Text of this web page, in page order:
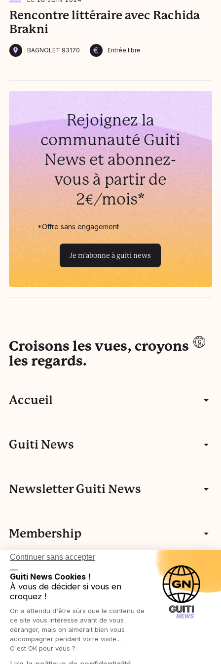
Rencontre littéraire avec Rachida
Brakni
BAGNOLET 93170 € Entrée libre
Rejoignez la
communauté Guiti
News et abonnez-
vous à partir de
2€/mois*
*Offre sans engagement
Je m'abonne à guiti news
Croisons les vues, croyons
les regards.
Accueil
Articles
Portfolios
Podcasts
Agenda
Ressources pédagogiques
Guiti News
Communauté
Fake news
Vos idées
Cartographie des membres associatifs
Protection des publics
L’histoire de Guiti
L’équipe Guiti News
Nos autres activités
Ressources pédagogiques
Réseau européen
Newsletter Guiti News
Membership
Login in
Devenir membre
Légal
Politique de confidentialité
Politique de cookies
Continuer sans accepter
Guiti News Cookies !
À vous de décider si vous en
croquez !
On a attendu d'être sûrs que le contenu de
ce site vous intéresse avant de vous
déranger, mais on aimerait bien vous
accompagner pendant votre visite...
C'est OK pour vous ?